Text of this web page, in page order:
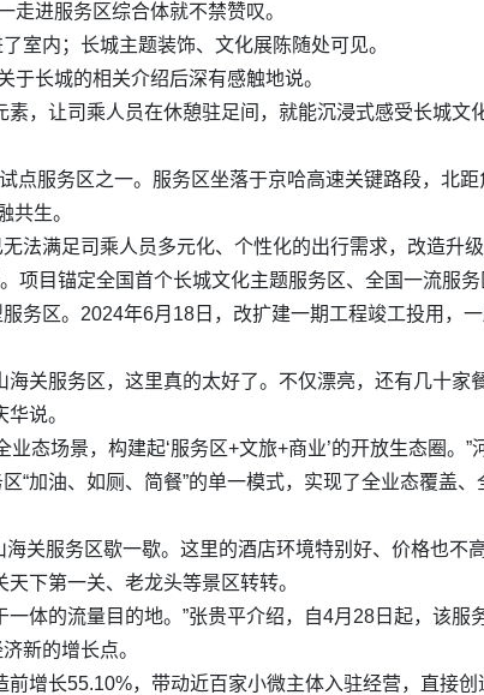
走进服务区综合体就不禁赞叹。
室内；长城主题装饰、文化展陈随处可见。
于长城的相关介绍后深有感触地说。
，让司乘人员在休憩驻足间，就能沉浸式感受长城文
点服务区之一。服务区坐落于京哈高速关键路段，北
共生。
法满足司乘人员多元化、个性化的出行需求，改造升级
项目锚定全国首个长城文化主题服务区、全国一流服
务区。2024年6月18日，改扩建一期工程竣工投用，
关服务区，这里真的太好了。不仅漂亮，还有几十家
说。
态场景，构建起‘服务区+文旅+商业’的开放生态圈。”
加油、如厕、简餐”的单一模式，实现了全业态覆盖
关服务区歇一歇。这里的酒店环境特别好、价格也不高
下第一关、老龙头等景区转转。
体的流量目的地。”张贵平介绍，自4月28日起，该服
新的增长点。
增长55.10%，带动近百家小微主体入驻经营，直接